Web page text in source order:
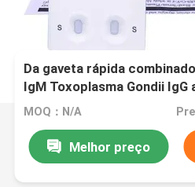
Da gaveta rápida
IgM Toxoplasma Gondii IgG
anti
MOQ：N/A
Melhor preço